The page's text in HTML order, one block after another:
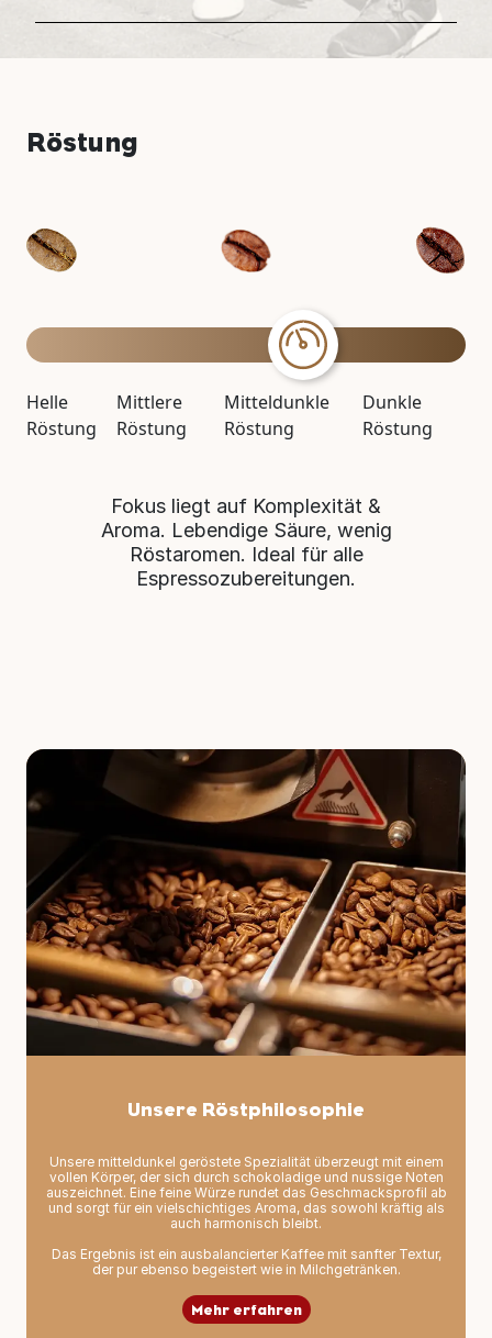
Röstung
Helle
Röstung
Mittlere
Röstung
Mitteldunkle
Röstung
Dunkle
Röstung
Fokus liegt auf Komplexität &
Aroma. Lebendige Säure, wenig
Röstaromen. Ideal für alle
Espressozubereitungen.
Unsere Röstphilosophie
Unsere mitteldunkel geröstete Spezialität überzeugt mit einem
vollen Körper, der sich durch schokoladige und nussige Noten
auszeichnet. Eine feine Würze rundet das Geschmacksprofil ab
und sorgt für ein vielschichtiges Aroma, das sowohl kräftig als
auch harmonisch bleibt.
Das Ergebnis ist ein ausbalancierter Kaffee mit sanfter Textur,
der pur ebenso begeistert wie in Milchgetränken.
Mehr erfahren